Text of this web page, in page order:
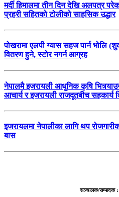
मर्दी हिमालमा तीन दिन देखि अलपत्र
प्रहरी सहितको टोलीको साहसिक उद्धार
पोखरामा एलपी ग्यास सहज पार्न भोलि
वितरण हुने, स्टोर नगर्न आग्रह
नेपालमै इजरायली आधुनिक कृषि
आचार्य र इजरायली राजदूतबीच सहकार्य
इजरायलमा नेपालीका लागि थप
बास
सञ्चालक/सम्पादक :